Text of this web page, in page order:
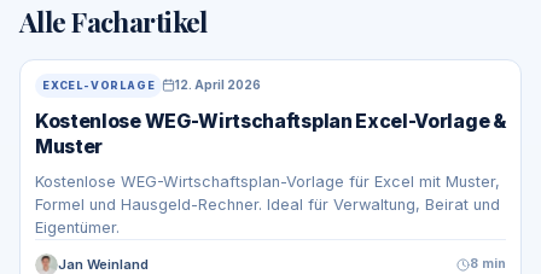
Alle Fachartikel
EXCEL-VORLAGE 12. April 2026
Kostenlose WEG-Wirtschaftsplan Excel-Vorlage &
Muster
Kostenlose WEG-Wirtschaftsplan-Vorlage für Excel mit Muster,
Formel und Hausgeld-Rechner. Ideal für Verwaltung, Beirat und
Eigentümer.
Jan Weinland 8 min